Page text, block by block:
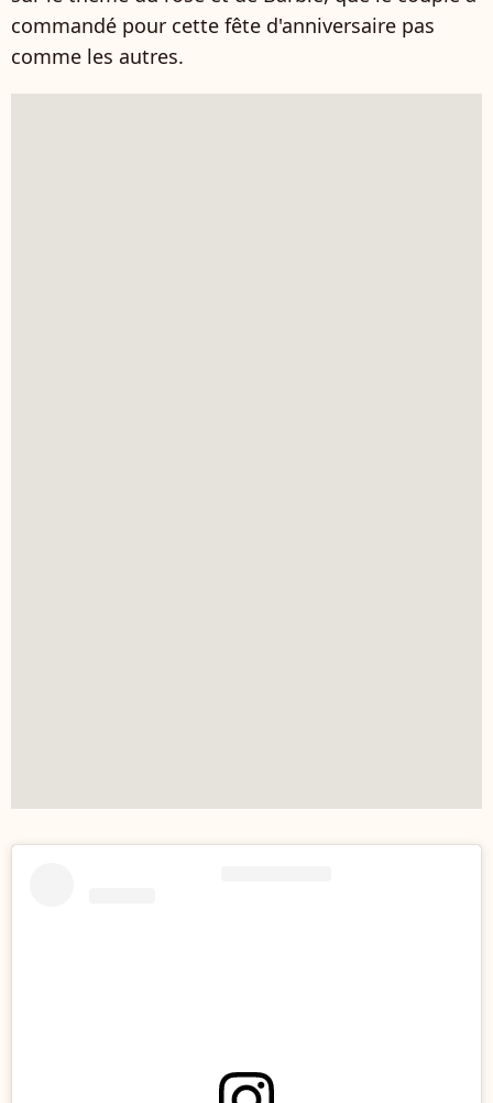
commandé pour cette fête d'anniversaire pas
comme les autres.